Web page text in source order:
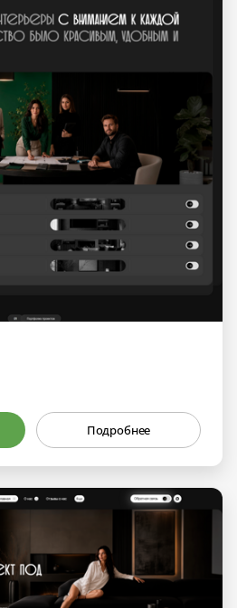
Подробнее